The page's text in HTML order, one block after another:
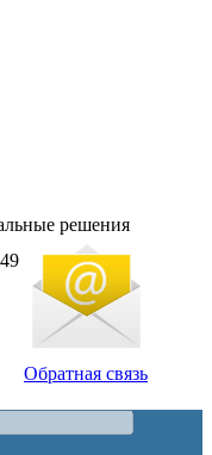
решения
Обратная связь